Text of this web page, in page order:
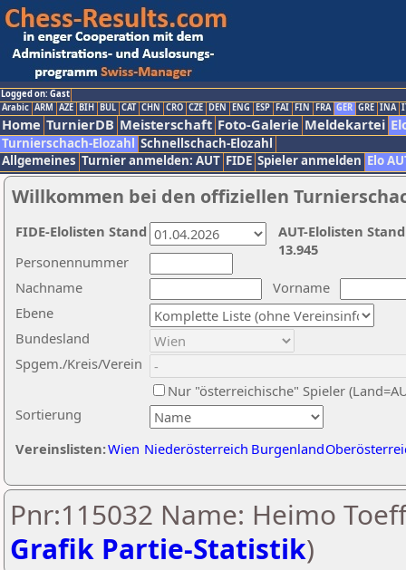
Logged on: Gast
Arabic ARM AZE BIH BUL CAT CHN CRO CZE DEN ENG ESP FAI FIN FRA GER GRE INA
Home TurnierDB Meisterschaft Foto-Galerie Meldekartei
Turnierschach-Elozahl Schnellschach-Elozahl
Allgemeines Turnier anmelden: AUT FIDE Spieler anmelden Elo
Willkommen bei den offiziellen
Nachname
Vorname
Ebene
Sortierung
Personennummer
Bundesland
Spgem./Kreis/Verein
Nur "österreichische" Spieler
Vereinslisten:Wien Niederösterreich Burgenland
AUT-Elolisten
13.945
FIDE-Elolisten Stand
Pnr:115032 Name: Heimo
Grafik Partie-Statistik)